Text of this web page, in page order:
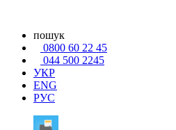
пошук
0800 60 22 45
044 500 2245
УКР
ENG
РУС